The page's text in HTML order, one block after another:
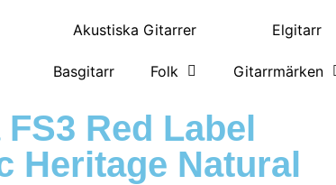
Akustiska Gitarrer Elgitarr
Basgitarr Folk Gitarrmärken
FS3 Red Label
Heritage Natural